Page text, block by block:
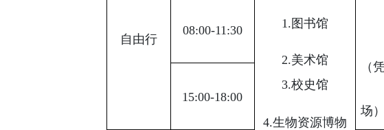
自由行
08:00-11:30 1. 图书馆
2.美术馆
3.校史馆
4.生物资源博物
（
场）
15:00-18:00